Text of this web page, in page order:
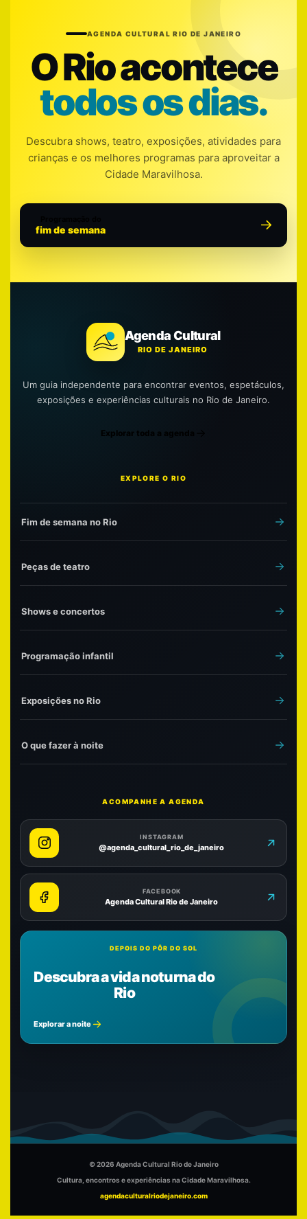
AGENDA CULTURAL RIO DE JANEIRO
O Rio acontece
todos os dias.
Descubra shows, teatro, exposições, atividades para
crianças e os melhores programas para aproveitar a
Cidade Maravilhosa.
fim de semana
Agenda Cultural
RIO DE JANEIRO
Um guia independente para encontrar eventos, espetáculos,
exposições e experiências culturais no Rio de Janeiro.
Explorar toda a agenda
EXPLORE O RIO
Fim de semana no Rio
Peças de teatro
Shows e concertos
Programação infantil
Exposições no Rio
O que fazer à noite
ACOMPANHE A AGENDA
INSTAGRAM
@agenda_cultural_rio_de_janeiro
FACEBOOK
Agenda Cultural Rio de Janeiro
DEPOIS DO PÔR DO SOL
Descubra a vida noturna do
Rio
Explorar a noite
© 2026 Agenda Cultural Rio de Janeiro
Cultura, encontros e experiências na Cidade Maravilhosa.
agendaculturalriodejaneiro.com